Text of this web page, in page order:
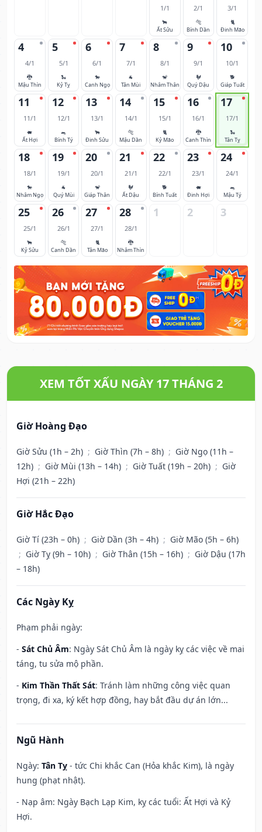
1/1
🐂
Ất Sửu
2/1
🐅
Bính Dần
3/1
🐈
Đinh Mão
4
4/1
🐉
Mậu Thìn
5
5/1
🐍
Kỷ Tỵ
6
6/1
🐎
Canh Ngọ
7
7/1
🐐
Tân Mùi
8
8/1
🐒
Nhâm Thân
9
9/1
🐓
Quý Dậu
10
10/1
🐕
Giáp Tuất
11
11/1
🐖
Ất Hợi
12
12/1
🐀
Bính Tý
13
13/1
🐂
Đinh Sửu
14
14/1
🐅
Mậu Dần
15
15/1
🐈
Kỷ Mão
16
16/1
🐉
Canh Thìn
17
17/1
🐍
Tân Tỵ
18
18/1
🐎
Nhâm Ngọ
19
19/1
🐐
Quý Mùi
20
20/1
🐒
Giáp Thân
21
21/1
🐓
Ất Dậu
22
22/1
🐕
Bính Tuất
23
23/1
🐖
Đinh Hợi
24
24/1
🐀
Mậu Tý
25
25/1
🐂
Kỷ Sửu
26
26/1
🐅
Canh Dần
27
27/1
🐈
Tân Mão
28
28/1
🐉
Nhâm Thìn
1 2 3
XEM TỐT XẤU NGÀY 17 THÁNG 2
Giờ Hoàng Đạo
Giờ Sửu (1h – 2h) ; Giờ Thìn (7h – 8h) ; Giờ Ngọ (11h –
12h) ; Giờ Mùi (13h – 14h) ; Giờ Tuất (19h – 20h) ; Giờ
Hợi (21h – 22h)
Giờ Hắc Đạo
Giờ Tí (23h – 0h) ; Giờ Dần (3h – 4h) ; Giờ Mão (5h – 6h)
; Giờ Tỵ (9h – 10h) ; Giờ Thân (15h – 16h) ; Giờ Dậu (17h
– 18h)
Các Ngày Kỵ
Phạm phải ngày:
- Sát Chủ Âm: Ngày Sát Chủ Âm là ngày kỵ các việc về mai
táng, tu sửa mộ phần.
- Kim Thần Thất Sát: Tránh làm những công việc quan
trọng, đi xa, ký kết hợp đồng, hay bắt đầu dự án lớn...
Ngũ Hành
Ngày: Tân Tỵ - tức Chi khắc Can (Hỏa khắc Kim), là ngày
hung (phạt nhật).
- Nạp âm: Ngày Bạch Lạp Kim, kỵ các tuổi: Ất Hợi và Kỷ
Hợi.